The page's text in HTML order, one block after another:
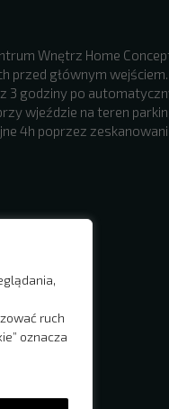
ruch
oznacza
Wnętrz Home
przed głównym
3 godziny po
wjeździe na teren
4h poprzez